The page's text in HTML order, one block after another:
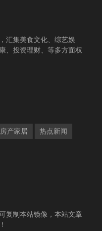
汇集美食文化、综艺娱
、投资理财、等多方面权
房产家居 热点新闻
复制本站镜像，本站文章